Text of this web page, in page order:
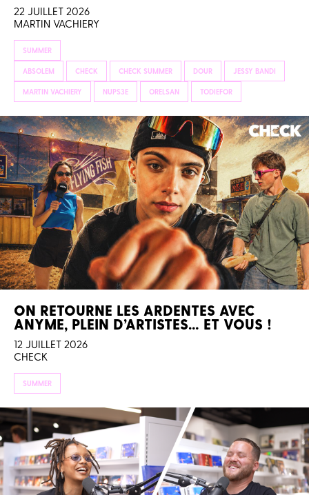
22 JUILLET 2026
MARTIN VACHIERY
SUMMER
ABSOLEM CHECK CHECK SUMMER DOUR JESSY BANDI
MARTIN VACHIERY NUPS3E ORELSAN TODIEFOR
ON RETOURNE LES ARDENTES AVEC
ANYME, PLEIN D’ARTISTES… ET VOUS !
12 JUILLET 2026
CHECK
SUMMER